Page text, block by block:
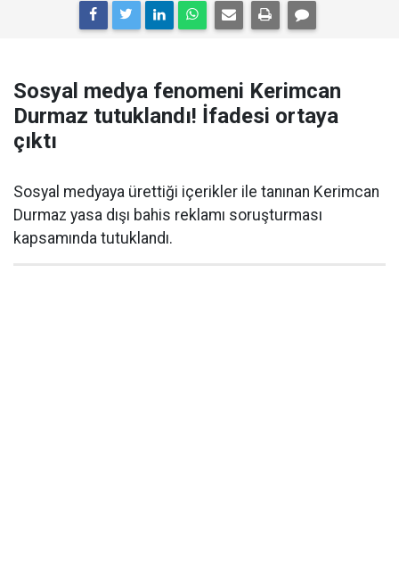
Sosyal medya fenomeni Kerimcan
Durmaz tutuklandı! İfadesi ortaya
çıktı
Sosyal medyaya ürettiği içerikler ile tanınan Kerimcan
Durmaz yasa dışı bahis reklamı soruşturması
kapsamında tutuklandı.